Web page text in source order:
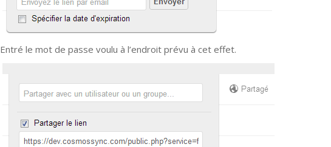
Entré le mot de passe voulu à l’endroit prévu à cet effet.